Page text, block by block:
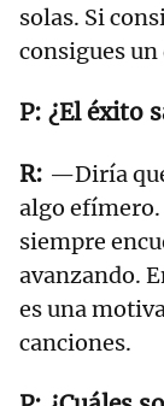
solas. Si
consigues un
¿El éxito
—Diría
algo efímero.
siempre
avanzando.
es una
canciones.